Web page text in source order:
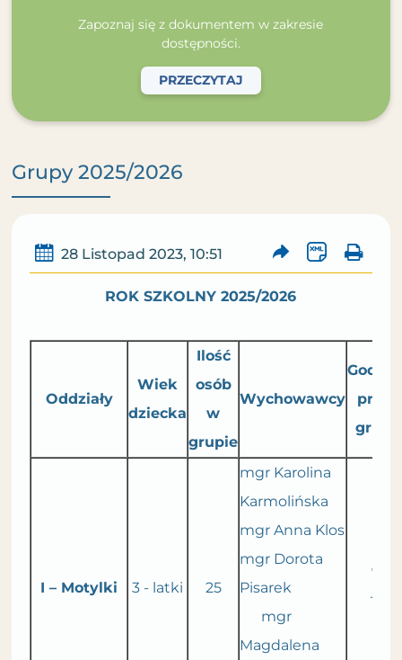
Zapoznaj się z dokumentem w zakresie
dostępności.
PRZECZYTAJ
Grupy 2025/2026
28 Listopad 2023, 10:51
ROK SZKOLNY 2025/2026
Oddziały
Wiek
dziecka
Ilość
osób
w
grupie
Wychowawcy
pracy
grupy
I – Motylki 3 - latki 25
mgr Karolina
Karmolińska
mgr Anna Klos
mgr Dorota
Pisarek
mgr
Magdalena